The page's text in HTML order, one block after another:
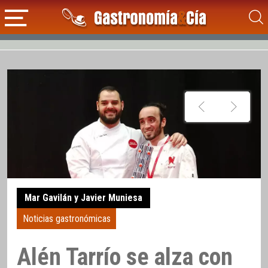
Mar Gavilán y Javier Muniesa
Noticias gastronómicas
Alén Tarrío se alza con